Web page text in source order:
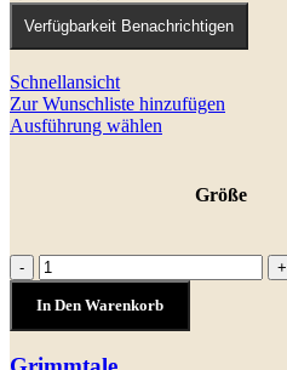
werden
8,00 €
bis
97,00 €
Verfügbarkeit Benachrichtigen
Schnellansicht
Zur Wunschliste hinzufügen
Ausführung wählen
mehrere
Die
Optionen
können
Größe
-
Grimmtale
Menge
+
In Den Warenkorb